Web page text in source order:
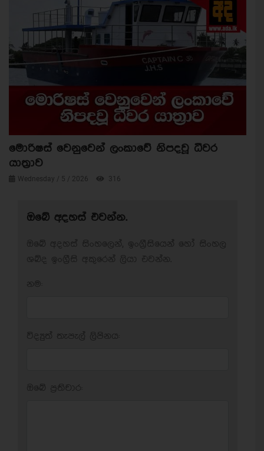
මොරිෂස් වෙනුවෙන් ලංකාවේ නිපදවූ ධීවර
යාත්‍රාව
Wednesday / 5 / 2026 316
ඔබේ අදහස් එවන්න.